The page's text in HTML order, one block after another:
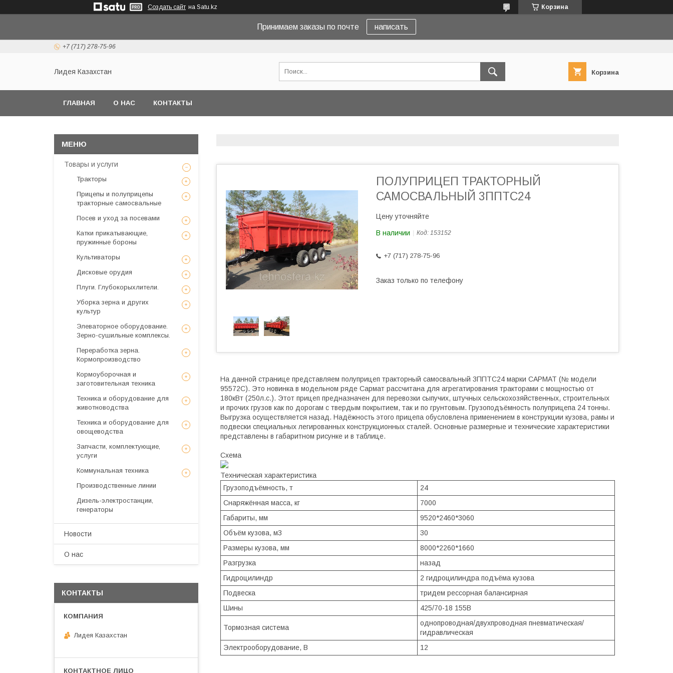
Создать сайт на Satu.kz Корзина
Принимаем заказы по почте написать
+7 (717) 278-75-96
Лидея Казахстан Корзина
ГЛАВНАЯ О НАС КОНТАКТЫ
ПОЛУПРИЦЕП ТРАКТОРНЫЙ
САМОСВАЛЬНЫЙ 3ППТС24
Цену уточняйте
В наличии Код: 153152
+7 (717) 278-75-96
Заказ только по телефону
На данной странице представляем полуприцеп тракторный самосвальный 3ППТС24 марки САРМАТ (№ модели
95572С). Это новинка в модельном ряде Сармат рассчитана для агрегатирования тракторами с мощностью от
180кВт (250л.с.). Этот прицеп предназначен для перевозки сыпучих, штучных сельскохозяйственных, строительных
и прочих грузов как по дорогам с твердым покрытием, так и по грунтовым. Грузоподъёмность полуприцепа 24 тонны.
Выгрузка осуществляется назад. Надёжность этого прицепа обусловлена применением в конструкции кузова, рамы и
подвески специальных легированных конструкционных сталей. Основные размерные и технические характеристики
представлены в габаритном рисунке и в таблице.
Схема
Техническая характеристика
Грузоподъёмность, т
24
Снаряжённая масса, кг
7000
Габариты, мм
9520*2460*3060
Объём кузова, м3
30
Размеры кузова, мм
8000*2260*1660
Разгрузка
назад
Гидроцилиндр
2 гидроцилиндра подъёма кузова
Подвеска
тридем рессорная балансирная
Шины
425/70-18 155В
Тормозная система
однопроводная/двухпроводная пневматическая/
гидравлическая
Электрооборудование, В
12
Товары и услуги
Тракторы
Прицепы и полуприцепы
тракторные самосвальные
Посев и уход за посевами
Катки прикатывающие,
пружинные бороны
Культиваторы
Дисковые орудия
Плуги. Глубокорыхлители.
Уборка зерна и других
культур
Элеваторное оборудование.
Зерно-сушильные комплексы.
Переработка зерна.
Кормопроизводство
Кормоуборочная и
заготовительная техника
Техника и оборудование для
животноводства
Техника и оборудование для
овощеводства
Запчасти, комплектующие,
услуги
Коммунальная техника
Производственные линии
Дизель-электростанции,
генераторы
Новости
О нас
КОНТАКТЫ
Лидея Казахстан